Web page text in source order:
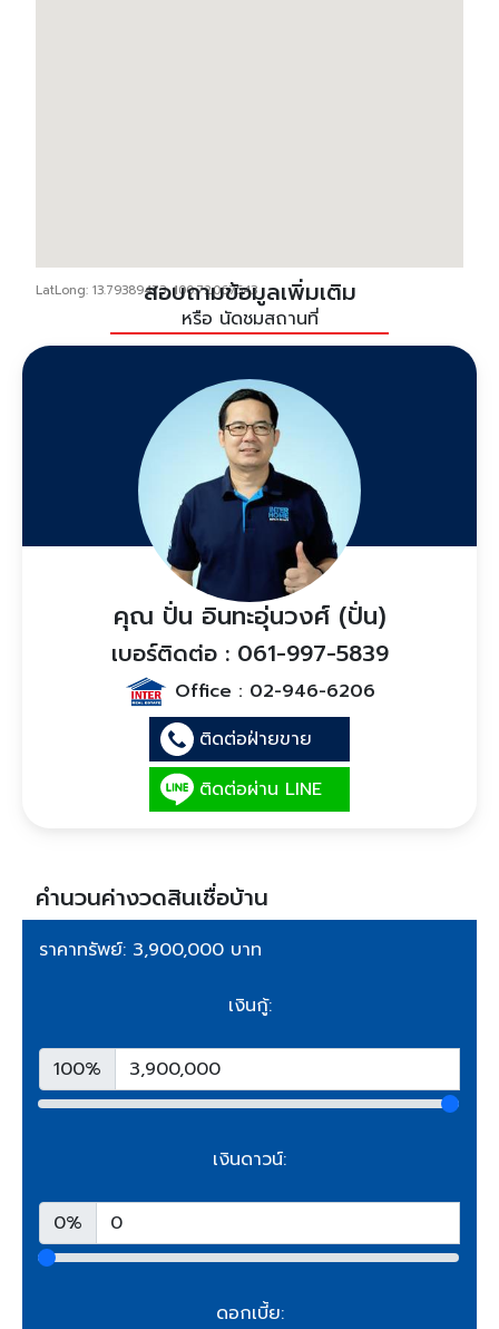
LatLong: 13.79389473, 100.72067543
สอบถามข้อมูลเพิ่มเติม
หรือ นัดชมสถานที่
คุณ ปั่น อินทะอุ่นวงศ์ (ปั่น)
เบอร์ติดต่อ : 061-997-5839
Office : 02-946-6206
ติดต่อฝ่ายขาย
ติดต่อผ่าน LINE
คำนวนค่างวดสินเชื่อบ้าน
ราคาทรัพย์: 3,900,000 บาท
เงินกู้:
100%
เงินดาวน์:
0%
ดอกเบี้ย: